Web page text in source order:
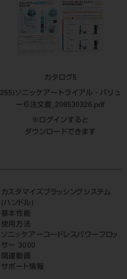
カタログ5
255)ソニッケアートライアル・バリュ
ー６注文書_208530326.pdf
※ログインすると
ダウンロードできます
カスタマイズブラッシングシステム
(ハンドル)
基本性能
使用方法
ソニッケアーコードレスパワーフロッ
サー 3000
関連動画
サポート情報